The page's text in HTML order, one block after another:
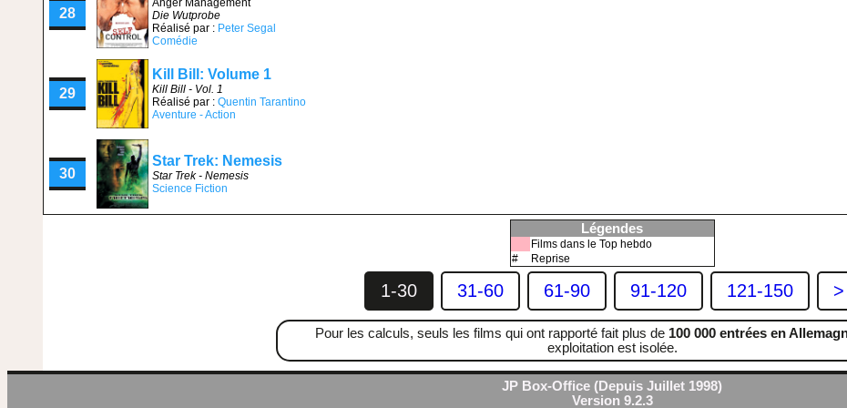
28
Anger Management
Die Wutprobe
Réalisé par : Peter Segal
Comédie
29
Kill Bill: Volume 1
Kill Bill - Vol. 1
Réalisé par : Quentin Tarantino
Aventure - Action
30
Star Trek: Nemesis
Star Trek - Nemesis
Science Fiction
Légendes
Films dans le Top hebdo
#
Reprise
1-30 31-60 61-90 91-120 121-150 >
Pour les calculs, seuls les films qui ont rapporté fait plus de 100 000 entrées en
exploitation est isolée.
JP Box-Office (Depuis Juillet 1998)
Version 9.2.3